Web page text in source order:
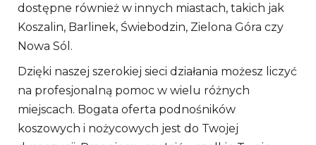
dostępne również w innych miastach, takich jak
Koszalin, Barlinek, Świebodzin, Zielona Góra czy
Nowa Sól.
Dzięki naszej szerokiej sieci działania możesz liczyć
na profesjonalną pomoc w wielu różnych
miejscach. Bogata oferta podnośników
koszowych i nożycowych jest do Twojej